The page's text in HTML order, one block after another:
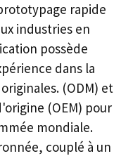
rapide
industries en
possède
dans la
(ODM) et
(OEM) pour
mondiale.
couplé à un